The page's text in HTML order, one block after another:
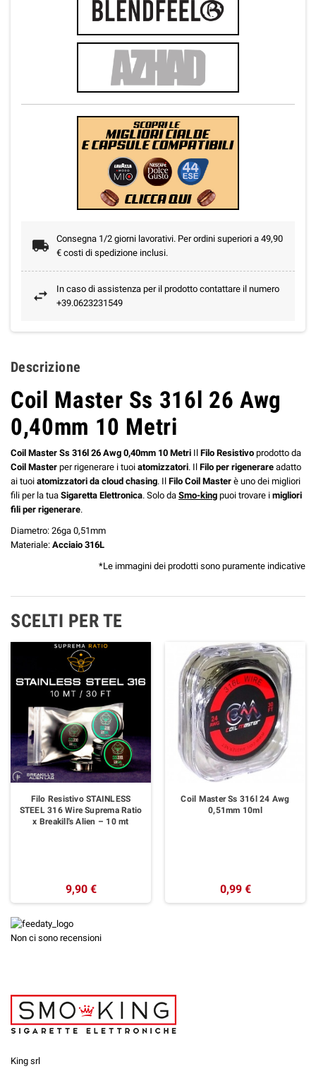
Consegna 1/2 giorni lavorativi. Per ordini superiori a 49,90
€ costi di spedizione inclusi.
In caso di assistenza per il prodotto contattare il numero
+39.0623231549
Descrizione
Coil Master Ss 316l 26 Awg
0,40mm 10 Metri
Coil Master Ss 316l 26 Awg 0,40mm 10 Metri Il Filo Resistivo prodotto da
Coil Master per rigenerare i tuoi atomizzatori. Il Filo per rigenerare adatto
ai tuoi atomizzatori da cloud chasing. Il Filo Coil Master è uno dei migliori
fili per la tua Sigaretta Elettronica. Solo da Smo-king puoi trovare i migliori
fili per rigenerare.
Diametro: 26ga 0,51mm
Materiale: Acciaio 316L
*Le immagini dei prodotti sono puramente indicative
SCELTI PER TE
Filo Resistivo STAINLESS
STEEL 316 Wire Suprema Ratio
x Breakill's Alien – 10 mt
9,90 €
Coil Master Ss 316l 24 Awg
0,51mm 10ml
0,99 €
Non ci sono recensioni
King srl